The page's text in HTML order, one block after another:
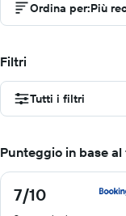
Ordina per:Più
Filtri
Tutti i filtri
Punteggio in base
7/10
7